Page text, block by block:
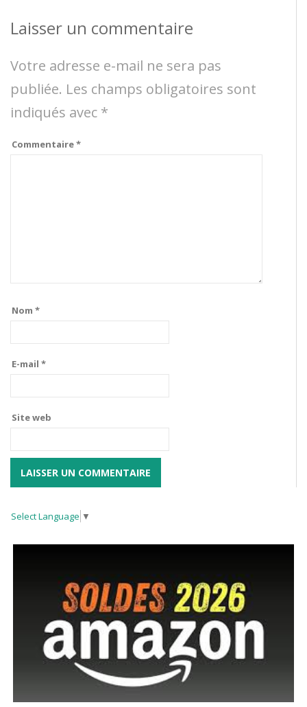
Laisser un commentaire
Votre adresse e-mail ne sera pas
publiée. Les champs obligatoires sont
indiqués avec *
Commentaire*
Nom *
E-mail *
Site web
Select Language ▼